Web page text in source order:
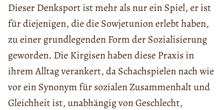
Dieser Denksport ist mehr als nur ein Spiel, er ist
für diejenigen, die die Sowjetunion erlebt haben,
zu einer grundlegenden Form der Sozialisierung
geworden. Die Kirgisen haben diese Praxis in
ihrem Alltag verankert, da Schachspielen nach wie
vor ein Synonym für sozialen Zusammenhalt und
Gleichheit ist, unabhängig von Geschlecht,